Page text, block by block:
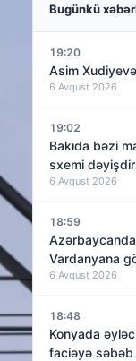
Bugünkü
19:20
Asim
6 Avqust 2026
19:02
Bakıda bəzi
sxemi
6 Avqust 2026
18:59
Vardanyana
6 Avqust 2026
18:48
Konyada
faciəyə səbəb